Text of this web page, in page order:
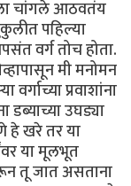
चांगले आठवतंय
पहिल्या
वर्ग तोच होता.
मी मनोमन
प्रवाशांना
उघड्या
हे खरे तर या
या मूलभूत
तू जात असताना